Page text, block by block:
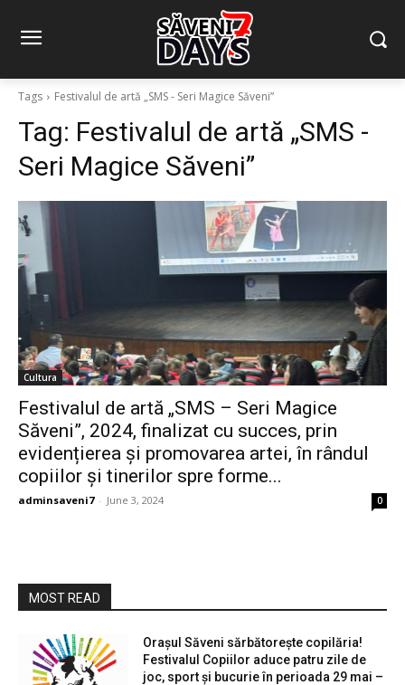
Tags Festivalul de artă „SMS - Seri Magice Săveni”
Tag: Festivalul de artă „SMS -
Seri Magice Săveni”
Cultura
Festivalul de artă „SMS – Seri Magice
Săveni”, 2024, finalizat cu succes, prin
evidențierea și promovarea artei, în rândul
copiilor și tinerilor spre forme...
adminsaveni7 - June 3, 2024 0
MOST READ
Orașul Săveni sărbătorește copilăria!
Festivalul Copiilor aduce patru zile de
joc, sport și bucurie în perioada 29 mai –